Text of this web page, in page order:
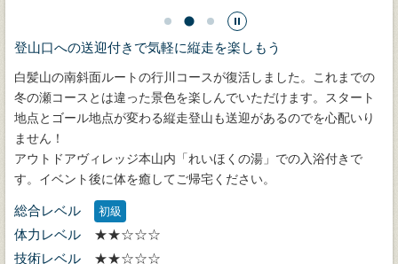
登山口への送迎付きで気軽に縦走を楽しもう
白髪山の南斜面ルートの行川コースが復活しました。これまでの
冬の瀬コースとは違った景色を楽しんでいただけます。スタート
地点とゴール地点が変わる縦走登山も送迎があるのでを心配いり
ません！
アウトドアヴィレッジ本山内「れいほくの湯」での入浴付きで
す。イベント後に体を癒してご帰宅ください。
総合レベル 初級
体力レベル
★★☆☆☆
技術レベル
★★☆☆☆